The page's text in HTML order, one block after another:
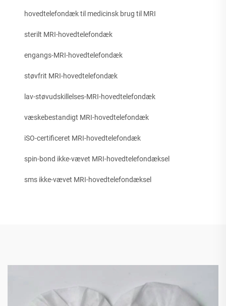
hovedtelefondæk til medicinsk brug til MRI
sterilt MRI-hovedtelefondæk
engangs-MRI-hovedtelefondæk
støvfrit MRI-hovedtelefondæk
lav-støvudskillelses-MRI-hovedtelefondæk
væskebestandigt MRI-hovedtelefondæk
iSO-certificeret MRI-hovedtelefondæk
spin-bond ikke-vævet MRI-hovedtelefondæksel
sms ikke-vævet MRI-hovedtelefondæksel